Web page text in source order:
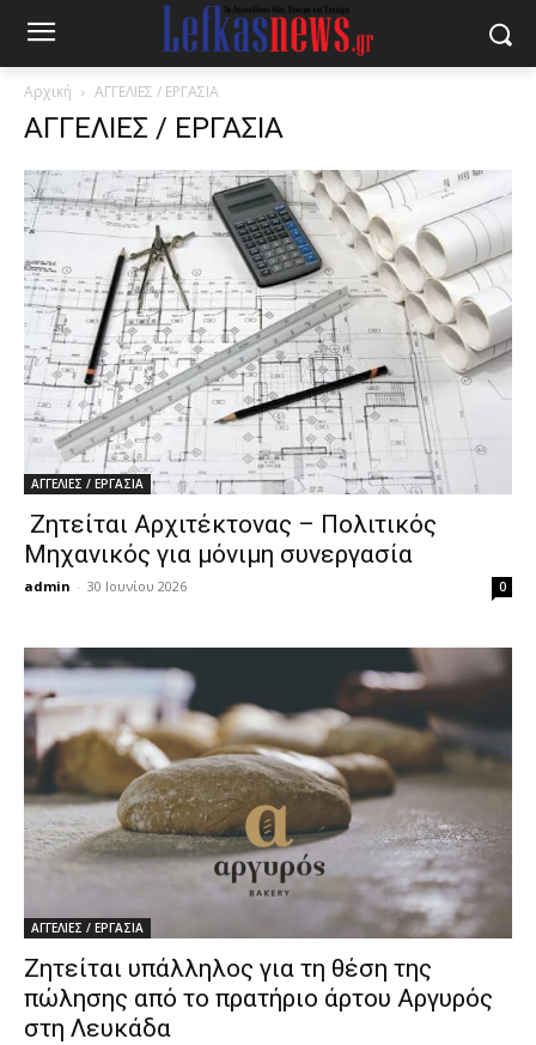
Αρχική ΑΓΓΕΛΙΕΣ / ΕΡΓΑΣΙΑ
ΑΓΓΕΛΙΕΣ / ΕΡΓΑΣΙΑ
ΑΓΓΕΛΙΕΣ / ΕΡΓΑΣΙΑ
Ζητείται Αρχιτέκτονας – Πολιτικός
Μηχανικός για μόνιμη συνεργασία
admin - 30 Ιουνίου 2026 0
ΑΓΓΕΛΙΕΣ / ΕΡΓΑΣΙΑ
Ζητείται υπάλληλος για τη θέση της
πώλησης από το πρατήριο άρτου Αργυρός
στη Λευκάδα